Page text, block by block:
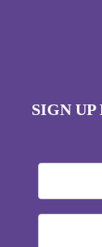
SIGN UP